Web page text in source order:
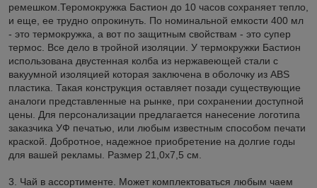
ремешком.Теромокружка Бастион до 10 часов сохраняет тепло,
и еще, ее трудно опрокинуть. По номинальной емкости 400 мл
- это термокружка, а вот по защитным свойствам - это супер
термос. Все дело в тройной изоляции. У термокружки Бастион
использована двустенная колба из нержавеющей стали с
вакуумной изоляцией которая заключена в оболочку из ABS
пластика. Такая конструкция оставляет позади существующие
аналоги представленные на рынке, при сохранении доступной
цены. Для персонализации предлагается нанесение логотипа
заказчика УФ печатью, или любым известным способом печати
краской. Добротное, надежное приобретение на долгие годы
для вашей рекламы. Размер 21,0х7,5 см.
3. Чай в ассортименте. Может комплектоваться любым чаем